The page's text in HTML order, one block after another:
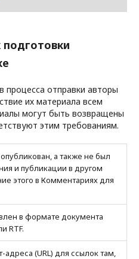
процесса отправки авторы
их материала всем
могут быть возвращены
этим требованиям.
а также не был
и публикации в другом
этого в Комментариях для
в формате документа
RTF.
(URL) для ссылок там,